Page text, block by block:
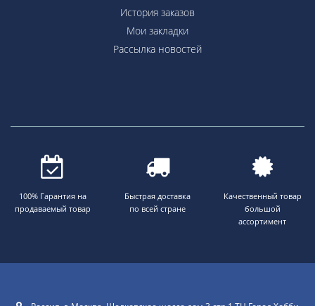
История заказов
Мои закладки
Рассылка новостей
100% Гарантия на
продаваемый товар
Быстрая доставка
по всей стране
Качественный товар
большой
ассортимент